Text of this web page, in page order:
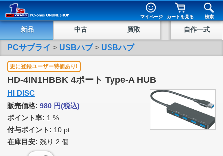
マイページ カートを見る 検索
新品 中古 買取 自作一式
PCサプライ > USBハブ > USBハブ
更に登録ユーザー特価あり!
HD-4IN1HBBK 4ポート Type-A HUB
HI DISC
販売価格: 980 円(税込)
ポイント率: 1 %
付与ポイント: 10 pt
在庫目安: 残り 2 個